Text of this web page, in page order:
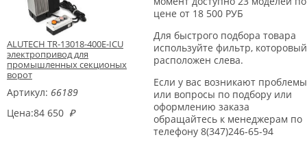
ALUTECH TR-13018-400E-ICU
электропривод для
промышленных секционых
ворот
Артикул: 66189
Цена:84 650 ₽
цене от 18 500 РУБ
Для быстрого подбора товара
используйте фильтр, которовый
расположен слева.
Если у вас возникают проблемы
или вопросы по подбору или
оформлению заказа
обращайтесь к менеджерам по
телефону 8(347)246-65-94